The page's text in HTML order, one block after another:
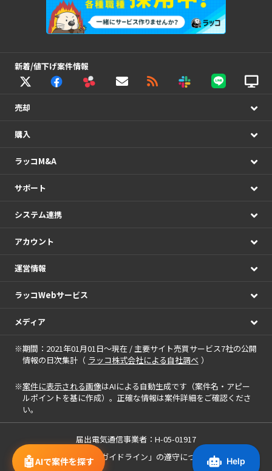
🤖AIで案件を探す
新着/値下げ案件情報
売却
購入
ラッコM&A
サポート
システム連携
アカウント
運営情報
ラッコWebサービス
メディア
※期間：2021年01月01日～現在 / 主要サイト売買サービス7社の公開
情報の日次集計（ ラッコ株式会社による自社調べ ）
※案件に表示される画像はAIによる自動生成です（案件名・アピー
ルポイントを基に作成）。正確な情報は案件詳細をご確認くださ
い。
届出電気通信事業者：H-05-01917
「中小M&Aガイドライン」の遵守について